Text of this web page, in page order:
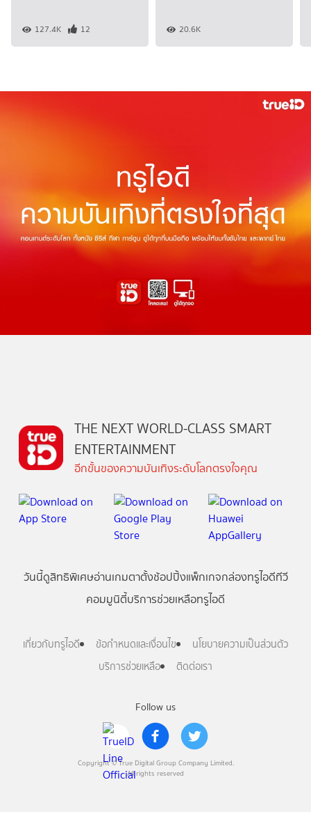
127.4K 12 20.6K
Follow us
Copyright © True Digital Group Company Limited.
All rights reserved
THE NEXT WORLD-CLASS SMART
ENTERTAINMENT
อีกขั้นของความบันเทิงระดับโลกตรงใจคุณ
วันนี้ดูสิทธิพิเศษอ่านเกมตาตั้งช้อปปิ้งแพ็กเกจกล่องทรูไอดีทีวี
คอมมูนิตี้บริการช่วยเหลือทรูไอดี
เกี่ยวกับทรูไอดี ข้อกำหนดและเงื่อนไข
นโยบายความเป็นส่วนตัว
บริการช่วยเหลือ
ติดต่อเรา